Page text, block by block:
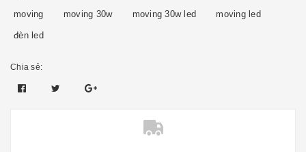
moving moving 30w moving 30w led moving led
đèn led
Chia sẻ: